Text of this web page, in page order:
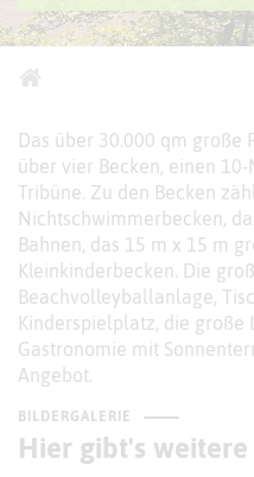
Das über 30.000 qm große
über vier Becken, einen
Tribüne. Zu den Becken
Nichtschwimmerbecken,
Bahnen, das 15 m x 15 m
Kleinkinderbecken. Die
Beachvolleyballanlage,
Kinderspielplatz, die große
Gastronomie mit
Angebot.
BILDERGALERIE
Hier gibt's